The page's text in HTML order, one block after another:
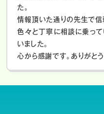
た。
情報頂いた通りの先生で信
色々と丁寧に相談に乗っ
いました。
心から感謝です。ありがと